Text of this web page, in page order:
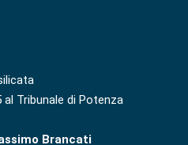
Tribunale di Potenza
Brancati